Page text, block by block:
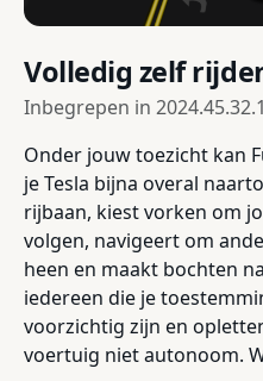
Volledig zelf
Inbegrepen in
Onder jouw toezicht kan
je Tesla bijna overal
rijbaan, kiest vorken om
volgen, navigeert om
heen en maakt bochten
iedereen die je
voorzichtig zijn en
voertuig niet autonoom.